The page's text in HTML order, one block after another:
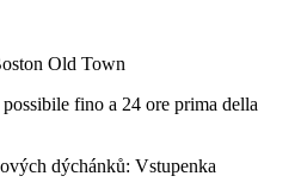
Old Town
fino a 24 ore prima della
dýchánků: Vstupenka